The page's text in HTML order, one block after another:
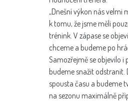
„Dnešní výkon nás velmi
k tomu, že jsme měli
trénink. V zápase se
chceme a budeme po
Samozřejmě se objevilo i
budeme snažit odstranit.
spousta času a budeme
na sezonu maximálně